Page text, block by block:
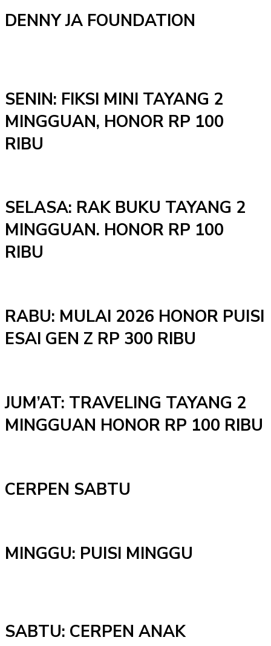
DENNY JA FOUNDATION
SENIN: FIKSI MINI TAYANG 2
MINGGUAN, HONOR RP 100
RIBU
SELASA: RAK BUKU TAYANG 2
MINGGUAN. HONOR RP 100
RIBU
RABU: MULAI 2026 HONOR PUISI
ESAI GEN Z RP 300 RIBU
JUM’AT: TRAVELING TAYANG 2
MINGGUAN HONOR RP 100 RIBU
CERPEN SABTU
MINGGU: PUISI MINGGU
SABTU: CERPEN ANAK